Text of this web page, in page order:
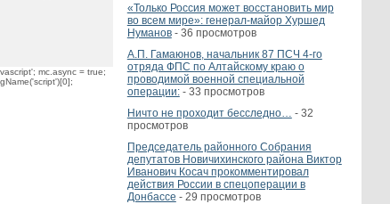
«Только Россия может восстановить мир
во всем мире»: генерал-майор Хуршед
Нуманов- 36 просмотров
А.П. Гамаюнов, начальник 87 ПСЧ 4-го
отряда ФПС по Алтайскому краю о
проводимой военной специальной
операции:- 33 просмотров
Ничто не проходит бесследно… - 32
просмотров
Председатель районного Собрания
депутатов Новичихинского района Виктор
Иванович Косач прокомментировал
действия России в спецоперации в
Донбассе - 29 просмотров
mc.async = true;